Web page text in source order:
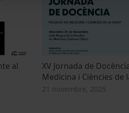
al
XV Jornada de
Medicina i Ciències de
21 novembre, 2025